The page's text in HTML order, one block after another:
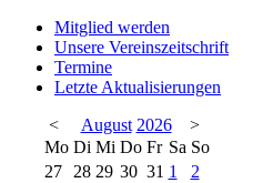
Mitglied werden
Unsere Vereinszeitschrift
Termine
Letzte Aktualisierungen
<
August 2026
>
Mo Di Mi Do Fr Sa So
27
28 29 30 31 1
2